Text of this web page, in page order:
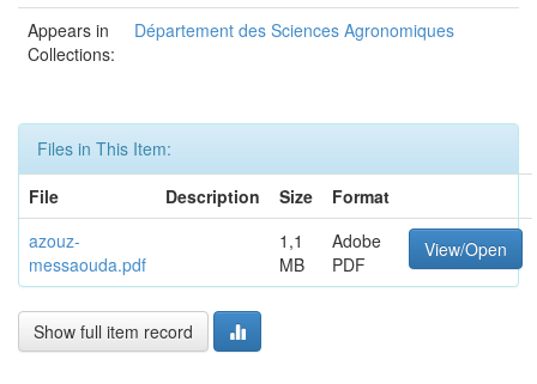
Appears in
Collections:
Département des Sciences Agronomiques
Files in This Item:
File
Description Size
Format
azouz-
messaouda.pdf
1,1
MB
Adobe
PDF
View/Open
Show full item record